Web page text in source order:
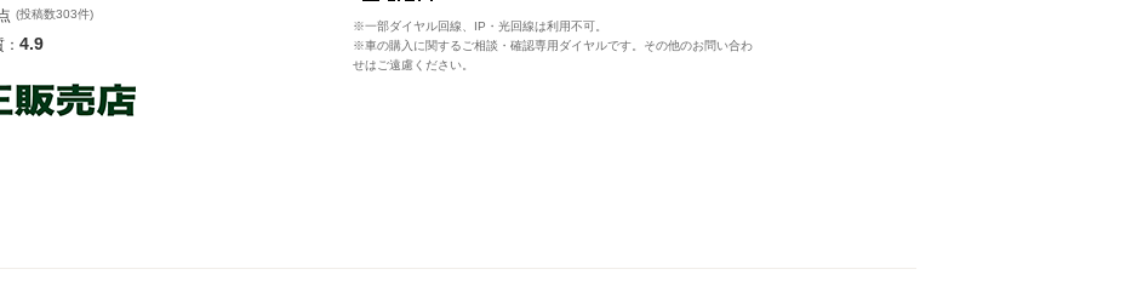
(投稿数303件)
4.9
※一部ダイヤル回線、IP・光回線は利用不可。
※車の購入に関するご相談・確認専用ダイヤルです。その他のお問い合わ
せはご遠慮ください。